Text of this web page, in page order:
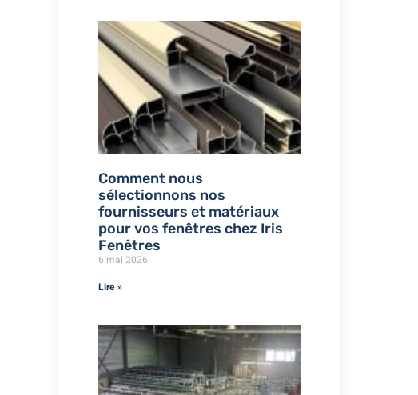
Comment nous
sélectionnons nos
fournisseurs et matériaux
pour vos fenêtres chez Iris
Fenêtres
6 mai 2026
Lire »